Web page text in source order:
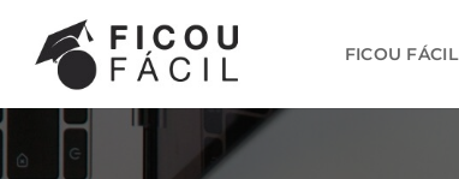
content
FICOU FÁCIL